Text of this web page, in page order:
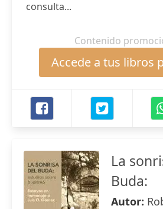
consulta...
Contenido
Accede a tus libros
La
Buda:
Autor: